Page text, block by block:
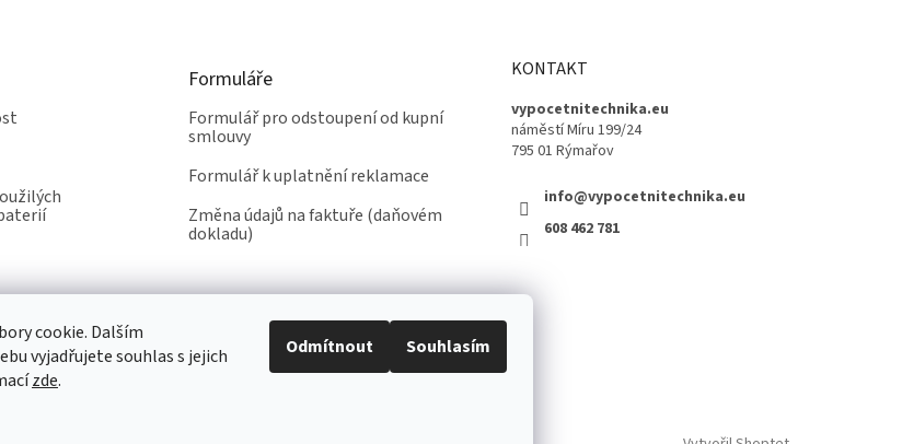
cookie. Dalším
vyjadřujete souhlas s jejich
zde.
Odmítnout Souhlasím
Formuláře
Formulář pro odstoupení od kupní
smlouvy
Formulář k uplatnění reklamace
Změna údajů na faktuře (daňovém
dokladu)
KONTAKT
vypocetnitechnika.eu
náměstí Míru 199/24
795 01 Rýmařov
info@vypocetnitechnika.eu
608 462 781